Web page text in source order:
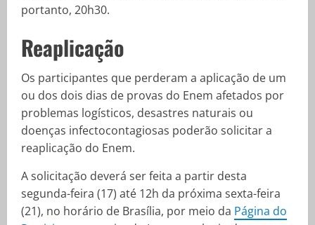
portanto, 20h30.
Reaplicação
Os participantes que perderam a aplicação de um
ou dos dois dias de provas do Enem afetados por
problemas logísticos, desastres naturais ou
doenças infectocontagiosas poderão solicitar a
reaplicação do Enem.
A solicitação deverá ser feita a partir desta
segunda-feira (17) até 12h da próxima sexta-feira
(21), no horário de Brasília, por meio da Página do